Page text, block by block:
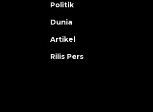
Politik
Dunia
Artikel
Rilis Pers